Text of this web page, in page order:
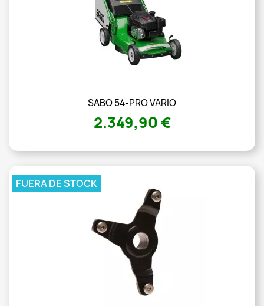
SABO 54-PRO VARIO
2.349,90 €
FUERA DE STOCK